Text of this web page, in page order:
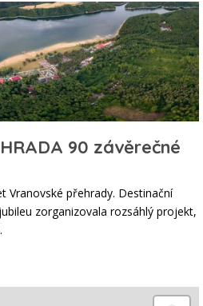
90 závěrečné
Vranovské přehrady. Destinační
zorganizovala rozsáhlý projekt,